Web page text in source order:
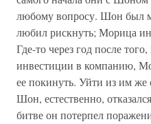
любому вопросу. Шон был
любил рискнуть; Морица
Где-то через год после
инвестиции в компанию,
ее покинуть. Уйти из им
Шон, естественно,
битве он потерпел